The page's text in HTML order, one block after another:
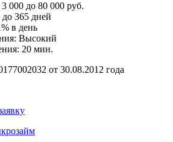
000 до 80 000 руб.
365 дней
в день
Высокий
20 мин.
от 30.08.2012 года